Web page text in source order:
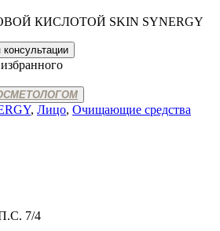
КИСЛОТОЙ SKIN SYNERGY
, Лицо, Очищающие средства
7/4